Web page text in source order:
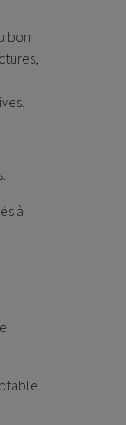
bon
à